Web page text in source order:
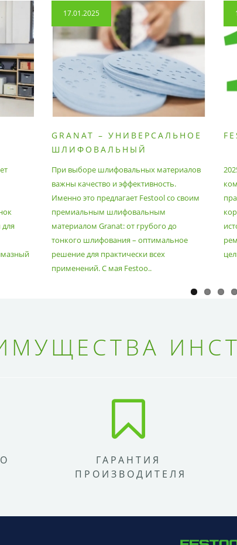
17.01.2025
GRANAT – УНИВЕРСАЛЬНОЕ
ШЛИФОВАЛЬНЫЙ
При выборе шлифовальных материалов
важны качество и эффективность.
Именно это предлагает Festool со своим
премиальным шлифовальным
материалом Granat: от грубого до
тонкого шлифования – оптимальное
решение для практически всех
применений. С мая Festoo..
ГАРАНТИЯ
ПРОИЗВОДИТЕЛЯ